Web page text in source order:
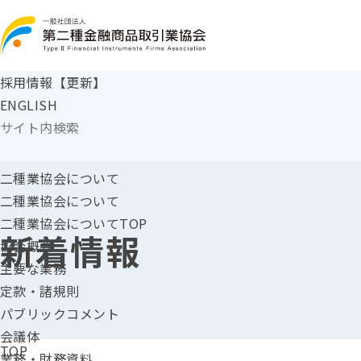
採用情報【更新】
ENGLISH
二種業協会について
二種業協会について
二種業協会についてTOP
協会概要
主要な業務
定款・諸規則
パブリックコメント
会議体
新着情報
TOP